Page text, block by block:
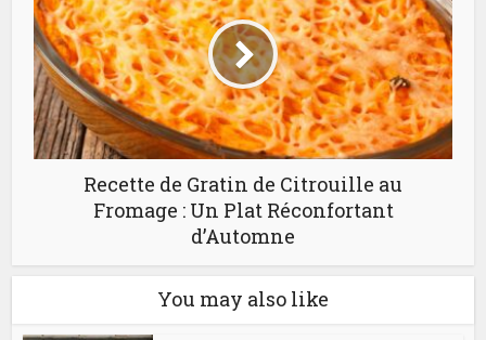
Recette de Gratin de Citrouille au
Fromage : Un Plat Réconfortant
d’Automne
You may also like